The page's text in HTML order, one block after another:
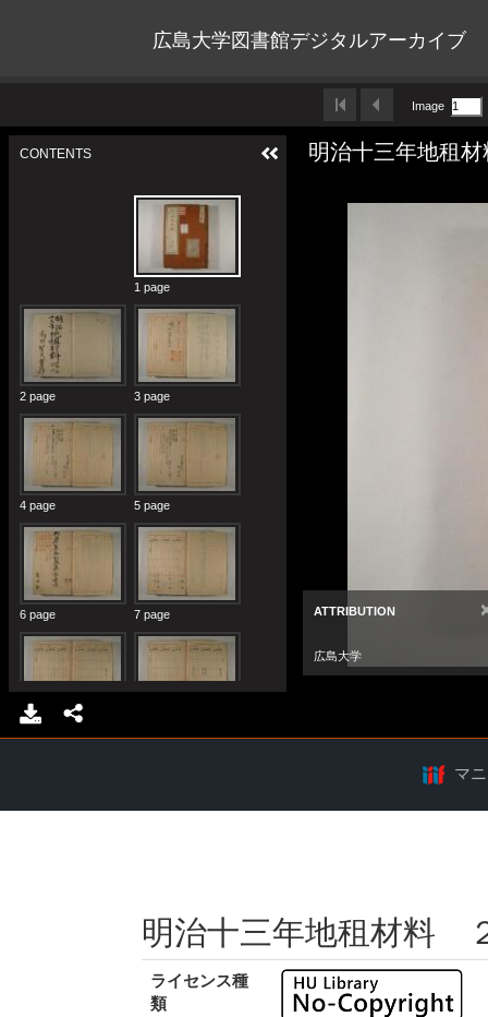
広島大学図書館デジタルアーカイブ
マ
明治十三年地租材料
ライセンス種
類